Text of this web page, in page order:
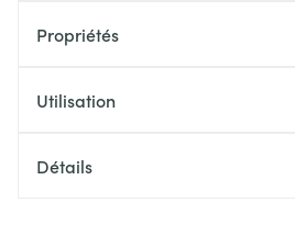
Propriétés
Utilisation
Détails